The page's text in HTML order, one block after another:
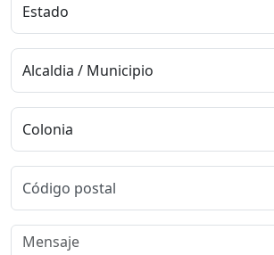
Código postal